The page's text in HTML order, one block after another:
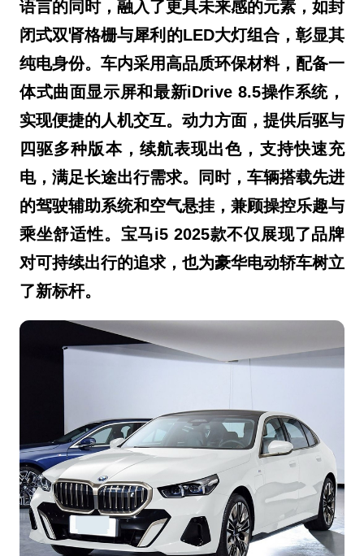
语言的同时，融入了更具未来感的元素，如封
闭式双肾格栅与犀利的LED大灯组合，彰显其
纯电身份。车内采用高品质环保材料，配备一
体式曲面显示屏和最新iDrive 8.5操作系统，
实现便捷的人机交互。动力方面，提供后驱与
四驱多种版本，续航表现出色，支持快速充
电，满足长途出行需求。同时，车辆搭载先进
的驾驶辅助系统和空气悬挂，兼顾操控乐趣与
乘坐舒适性。宝马i5 2025款不仅展现了品牌
对可持续出行的追求，也为豪华电动轿车树立
了新标杆。